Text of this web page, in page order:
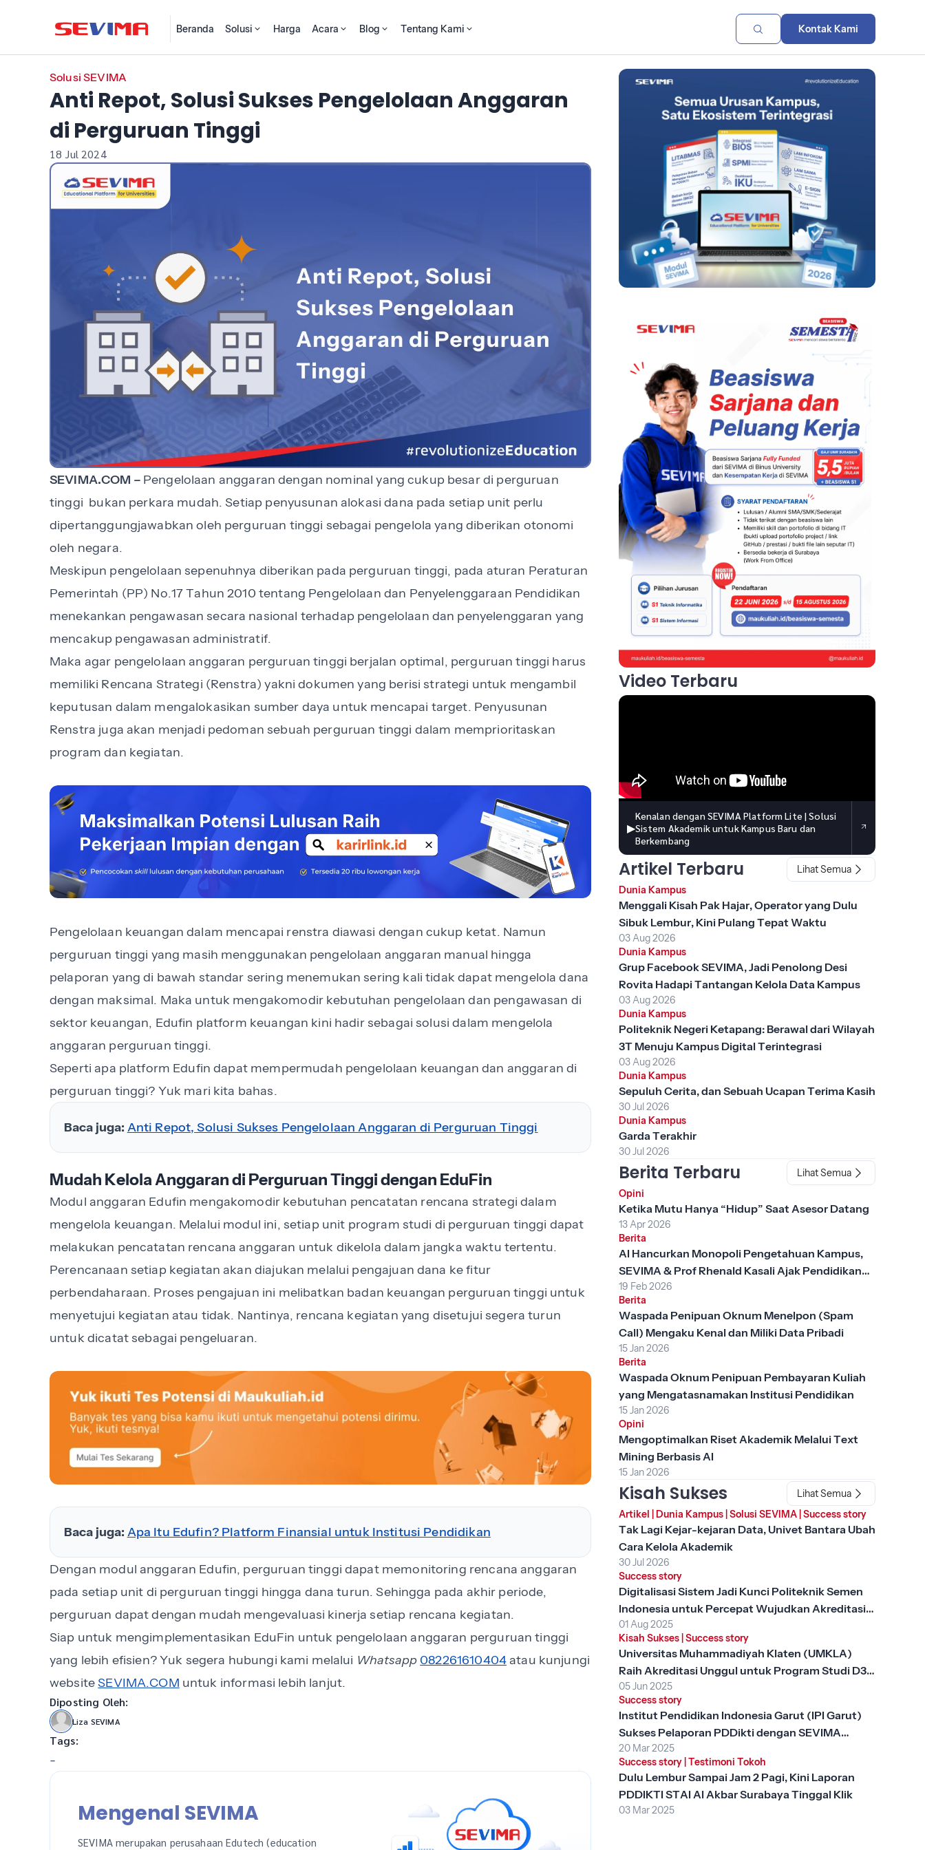
Beranda Solusi Harga Acara Blog Tentang Kami Kontak Kami
Solusi SEVIMA
Anti Repot, Solusi Sukses Pengelolaan Anggaran
di Perguruan Tinggi
18 Jul 2024
SEVIMA.COM – Pengelolaan anggaran dengan nominal yang cukup besar di perguruan
tinggi bukan perkara mudah. Setiap penyusunan alokasi dana pada setiap unit perlu
dipertanggungjawabkan oleh perguruan tinggi sebagai pengelola yang diberikan otonomi
oleh negara.
Meskipun pengelolaan sepenuhnya diberikan pada perguruan tinggi, pada aturan Peraturan
Pemerintah (PP) No.17 Tahun 2010 tentang Pengelolaan dan Penyelenggaraan Pendidikan
menekankan pengawasan secara nasional terhadap pengelolaan dan penyelenggaran yang
mencakup pengawasan administratif.
Maka agar pengelolaan anggaran perguruan tinggi berjalan optimal, perguruan tinggi harus
memiliki Rencana Strategi (Renstra) yakni dokumen yang berisi strategi untuk mengambil
keputusan dalam mengalokasikan sumber daya untuk mencapai target. Penyusunan
Renstra juga akan menjadi pedoman sebuah perguruan tinggi dalam memprioritaskan
program dan kegiatan.
Pengelolaan keuangan dalam mencapai renstra diawasi dengan cukup ketat. Namun
perguruan tinggi yang masih menggunakan pengelolaan anggaran manual hingga
pelaporan yang di bawah standar sering menemukan sering kali tidak dapat mengelola dana
dengan maksimal. Maka untuk mengakomodir kebutuhan pengelolaan dan pengawasan di
sektor keuangan, Edufin platform keuangan kini hadir sebagai solusi dalam mengelola
anggaran perguruan tinggi.
Seperti apa platform Edufin dapat mempermudah pengelolaan keuangan dan anggaran di
perguruan tinggi? Yuk mari kita bahas.
Baca juga: Anti Repot, Solusi Sukses Pengelolaan Anggaran di Perguruan Tinggi
Mudah Kelola Anggaran di Perguruan Tinggi dengan EduFin
Modul anggaran Edufin mengakomodir kebutuhan pencatatan rencana strategi dalam
mengelola keuangan. Melalui modul ini, setiap unit program studi di perguruan tinggi dapat
melakukan pencatatan rencana anggaran untuk dikelola dalam jangka waktu tertentu.
Perencanaan setiap kegiatan akan diajukan melalui pengajuan dana ke fitur
perbendaharaan. Proses pengajuan ini melibatkan badan keuangan perguruan tinggi untuk
menyetujui kegiatan atau tidak. Nantinya, rencana kegiatan yang disetujui segera turun
untuk dicatat sebagai pengeluaran.
Baca juga: Apa Itu Edufin? Platform Finansial untuk Institusi Pendidikan
Dengan modul anggaran Edufin, perguruan tinggi dapat memonitoring rencana anggaran
pada setiap unit di perguruan tinggi hingga dana turun. Sehingga pada akhir periode,
perguruan dapat dengan mudah mengevaluasi kinerja setiap rencana kegiatan.
Siap untuk mengimplementasikan EduFin untuk pengelolaan anggaran perguruan tinggi
yang lebih efisien? Yuk segera hubungi kami melalui Whatsapp 082261610404atau kunjungi
websiteSEVIMA.COM untuk informasi lebih lanjut.
Diposting Oleh:
Liza SEVIMA
Tags:
-
Mengenal SEVIMA
SEVIMA merupakan perusahaan Edutech (education
Video Terbaru
▶
Kenalan dengan SEVIMA Platform Lite | Solusi
Sistem Akademik untuk Kampus Baru dan
Berkembang
Artikel Terbaru
Lihat Semua
Dunia Kampus
Menggali Kisah Pak Hajar, Operator yang Dulu
Sibuk Lembur, Kini Pulang Tepat Waktu
03 Aug 2026
Dunia Kampus
Grup Facebook SEVIMA, Jadi Penolong Desi
Rovita Hadapi Tantangan Kelola Data Kampus
03 Aug 2026
Dunia Kampus
Politeknik Negeri Ketapang: Berawal dari Wilayah
3T Menuju Kampus Digital Terintegrasi
03 Aug 2026
Dunia Kampus
Sepuluh Cerita, dan Sebuah Ucapan Terima Kasih
30 Jul 2026
Dunia Kampus
Garda Terakhir
30 Jul 2026
Berita Terbaru
Lihat Semua
Opini
Ketika Mutu Hanya “Hidup” Saat Asesor Datang
13 Apr 2026
Berita
AI Hancurkan Monopoli Pengetahuan Kampus,
SEVIMA & Prof Rhenald Kasali Ajak Pendidikan
Tinggi Berubah
19 Feb 2026
Berita
Waspada Penipuan Oknum Menelpon (Spam
Call) Mengaku Kenal dan Miliki Data Pribadi
15 Jan 2026
Berita
Waspada Oknum Penipuan Pembayaran Kuliah
yang Mengatasnamakan Institusi Pendidikan
15 Jan 2026
Opini
Mengoptimalkan Riset Akademik Melalui Text
Mining Berbasis AI
15 Jan 2026
Kisah Sukses
Lihat Semua
Artikel Dunia Kampus| Solusi SEVIMA| Success story
Tak Lagi Kejar-kejaran Data, Univet Bantara Ubah
Cara Kelola Akademik
30 Jul 2026
Success story
Digitalisasi Sistem Jadi Kunci Politeknik Semen
Indonesia untuk Percepat Wujudkan Akreditasi
Unggul
01 Aug 2025
Kisah Sukses| Success story
Universitas Muhammadiyah Klaten (UMKLA)
Raih Akreditasi Unggul untuk Program Studi D3
Keperawatan dengan SEVIMA Platform
05 Jun 2025
Success story
Institut Pendidikan Indonesia Garut (IPI Garut)
Sukses Pelaporan PDDikti dengan SEVIMA
Platform
20 Mar 2025
Success story| Testimoni Tokoh
Dulu Lembur Sampai Jam 2 Pagi, Kini Laporan
PDDIKTI STAI Al Akbar Surabaya Tinggal Klik
03 Mar 2025